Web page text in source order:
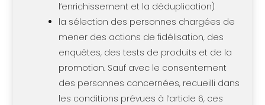
l’enrichissement et la déduplication)
la sélection des personnes chargées de
mener des actions de fidélisation, des
enquêtes, des tests de produits et de la
promotion. Sauf avec le consentement
des personnes concernées, recueilli dans
les conditions prévues à l’article 6, ces